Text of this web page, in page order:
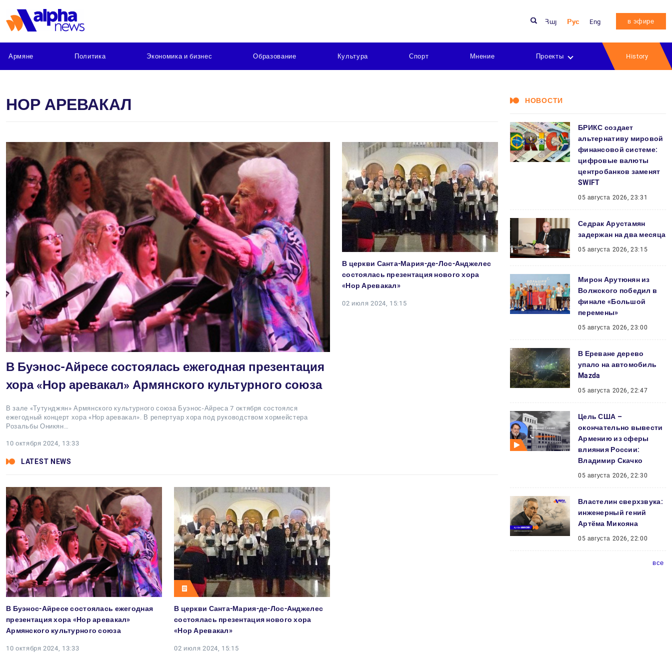
Հայ Рус Eng в эфире
Армяне Политика Экономика и бизнес Образование Культура Спорт Мнение Проекты History
НОР АРЕВАКАЛ
В Буэнос-Айресе состоялась ежегодная презентация
хора «Нор аревакал» Армянского культурного союза
В зале «Тутунджян» Армянского культурного союза Буэнос-Айреса 7 октября состоялся
ежегодный концерт хора «Нор аревакал». В репертуар хора под руководством хормейстера
Розальбы Оникян…
10 октября 2024, 13:33
В церкви Санта-Мария-де-Лос-Анджелес
состоялась презентация нового хора
«Нор Аревакал»
02 июля 2024, 15:15
LATEST NEWS
В Буэнос-Айресе состоялась ежегодная
презентация хора «Нор аревакал»
Армянского культурного союза
10 октября 2024, 13:33
В церкви Санта-Мария-де-Лос-Анджелес
состоялась презентация нового хора
«Нор Аревакал»
02 июля 2024, 15:15
НОВОСТИ
БРИКС создает
альтернативу мировой
финансовой системе:
цифровые валюты
центробанков заменят
SWIFT
05 августа 2026, 23:31
Седрак Арустамян
задержан на два месяца
05 августа 2026, 23:15
Мирон Арутюнян из
Волжского победил в
финале «Большой
перемены»
05 августа 2026, 23:00
В Ереване дерево
упало на автомобиль
Mazda
05 августа 2026, 22:47
Цель США –
окончательно вывести
Армению из сферы
влияния России:
Владимир Скачко
05 августа 2026, 22:30
Властелин сверхзвука:
инженерный гений
Артёма Микояна
05 августа 2026, 22:00
все